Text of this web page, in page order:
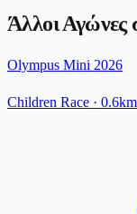
Άλλοι
Olympus Mini 2026
Children Race · 0.6km